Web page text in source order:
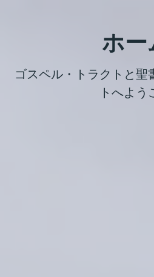
ホー
ゴスペル・トラクトと聖
トへよう